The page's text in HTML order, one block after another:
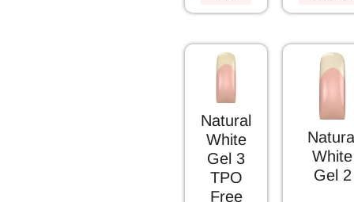
Natural
White
Gel 3
TPO
Free
White
Gel 2